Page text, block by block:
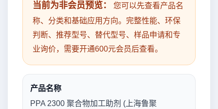
当前为非会员预览：
您可以先查看产品名
称、分类和基础应用方向。完整性能、环保
判断、推荐型号、替代型号、样品申请和专
业询价，需要开通600元会员后查看。
产品名称
PPA 2300 聚合物加工助剂 (上海鲁聚